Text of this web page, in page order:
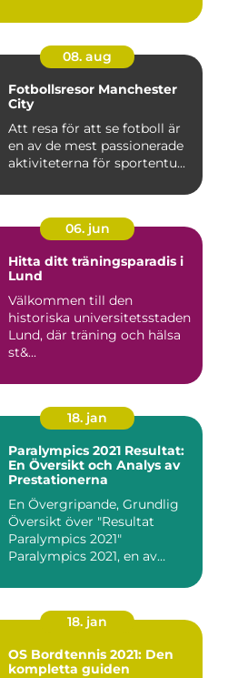
08. aug
Fotbollsresor Manchester
City
Att resa för att se fotboll är
en av de mest passionerade
aktiviteterna för sportentu...
06. jun
Hitta ditt träningsparadis i
Lund
Välkommen till den
historiska universitetsstaden
Lund, där träning och hälsa
st&...
18. jan
Paralympics 2021 Resultat:
En Översikt och Analys av
Prestationerna
En Övergripande, Grundlig
Översikt över "Resultat
Paralympics 2021"
Paralympics 2021, en av
18. jan
OS Bordtennis 2021: Den
kompletta guiden